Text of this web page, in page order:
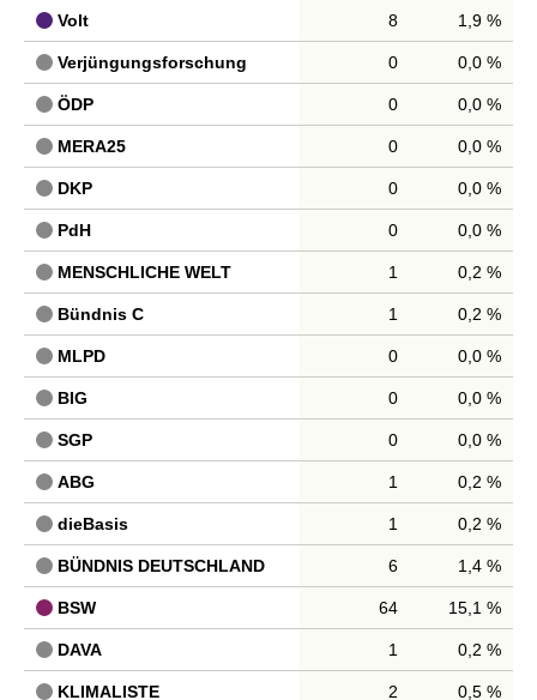
Volt 8 1,9 %
Verjüngungsforschung 0 0,0 %
ÖDP 0 0,0 %
MERA25 0 0,0 %
DKP 0 0,0 %
PdH 0 0,0 %
MENSCHLICHE WELT 1 0,2 %
Bündnis C 1 0,2 %
MLPD 0 0,0 %
BIG 0 0,0 %
SGP 0 0,0 %
ABG 1 0,2 %
dieBasis 1 0,2 %
BÜNDNIS DEUTSCHLAND 6 1,4 %
BSW 64 15,1 %
DAVA 1 0,2 %
KLIMALISTE 2 0,5 %